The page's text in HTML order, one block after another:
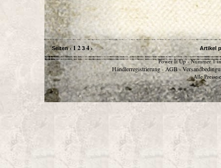
Seiten ‹1 2 3 4› Artikel
Power It Up - Nummer 1
Händlerregistrierung - AGB -
Alle Preise